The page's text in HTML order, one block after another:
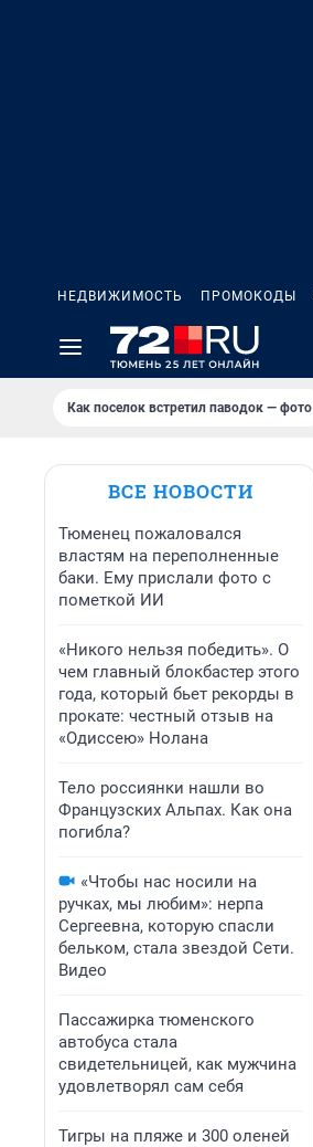
НЕДВИЖИМОСТЬ ПРОМОКОДЫ
Как поселок встретил паводок — фото
ВСЕ НОВОСТИ
Тюменец пожаловался
властям на переполненные
баки. Ему прислали фото с
пометкой ИИ
«Никого нельзя победить». О
чем главный блокбастер этого
года, который бьет рекорды в
прокате: честный отзыв на
«Одиссею» Нолана
Тело россиянки нашли во
Французских Альпах. Как она
погибла?
«Чтобы нас носили на
ручках, мы любим»: нерпа
Сергеевна, которую спасли
бельком, стала звездой Сети.
Видео
Пассажирка тюменского
автобуса стала
свидетельницей, как мужчина
удовлетворял сам себя
Тигры на пляже и 300 оленей